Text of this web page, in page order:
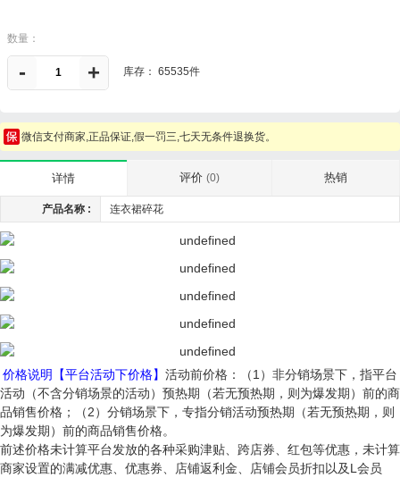
数量：
- + 库存： 65535件
微信支付商家,正品保证,假一罚三,七天无条件退换货。
详情 评价 (0) 热销
产品名称 : 连衣裙碎花
价格说明【平台活动下价格】 活动前价格：（1）非分销场景下，指平台
活动（不含分销场景的活动）预热期（若无预热期，则为爆发期）前的商
品销售价格；（2）分销场景下，专指分销活动预热期（若无预热期，则
为爆发期）前的商品销售价格。
前述价格未计算平台发放的各种采购津贴、跨店券、红包等优惠，未计算
商家设置的满减优惠、优惠券、店铺返利金、店铺会员折扣以及L会员